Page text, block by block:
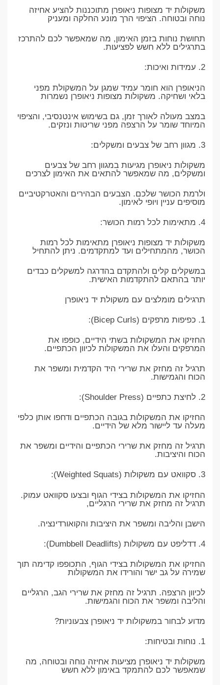
משקולות יד מצופות ניאופרן מתוכננות להציע אחיזה
נוחה ובטוחה. הציפוי הרך מונע החלקה ומעניק
תחושת נוחות בזמן האימון, מה שמאפשר לכם להתרכז
בתרגילים ללא חשש לפציעות.
2. עמידות ואיכות:
הניאופרן הוא חומר עמיד שמגן על המשקולת מפני
בלאי ושחיקה. משקולות מצופות ניאופרן נשמרות
במצב מעולה לאורך זמן, גם בשימוש אינטנסיבי, והציפוי
המיוחד שומר על הרצפה מפני שריטות ונזקים.
3. מגוון רחב של צבעים ומשקלים:
משקולות ניאופרן מגיעות במגוון רחב של צבעים
ומשקלים, מה שמאפשר להתאים את האימון לצרכים
ולרמת הכושר שלכם. הצבעים הבהירים והאטרקטיביים
מוסיפים עניין ויופי לאימון.
4. מתאימות לכל רמות הכושר:
משקולות יד מצופות ניאופרן מתאימות לכל רמות
הכושר, מהמתחילים ועד למתקדמים. ניתן להתחיל
במשקלים קלים ולהתקדם בהדרגה למשקלים כבדים
יותר בהתאם להתקדמות האישית.
תרגילים מומלצים עם משקולת יד ניאופרן
1. כפיפות מרפקים (Bicep Curls):
החזיקו את המשקולות בשתי הידיים, כופפו את
המרפקים והעלו את המשקולות לכיוון הכתפיים.
תרגיל זה מחזק את שרירי היד הקדמית ומשפר את
הכוח והגמישות.
2. לחיצת כתפיים (Shoulder Press):
החזיקו את המשקולות בגובה הכתפיים ודחפו אותן כלפי
מעלה עד ליישור מלא של הידיים.
תרגיל זה מחזק את שרירי הכתפיים והידיים ומשפר את
הכוח והיציבות.
3. סקוואט עם משקולות (Weighted Squats):
החזיקו את המשקולות בצידי הגוף ובצעו סקוואט עמוק.
תרגיל זה מחזק את שרירי הרגליים,
הישבן והליבה ומשפר את היציבות והקואורדינציה.
4. דדליפט עם משקולות (Dumbbell Deadlifts):
החזיקו את המשקולות בצידי הגוף, התכופפו קדימה תוך
שמירה על גב ישר והורידו את המשקולות
לכיוון הרצפה. תרגיל זה מחזק את שרירי הגב, הרגליים
והליבה ומשפר את הכוח והגמישות.
מדוע לבחור במשקולות יד ניאופרן צבעוניות?
1. נוחות ובטיחות:
משקולות יד ניאופרן מציעות אחיזה נוחה ובטוחה, מה
שמאפשר לכם להתמקד באימון ללא חשש